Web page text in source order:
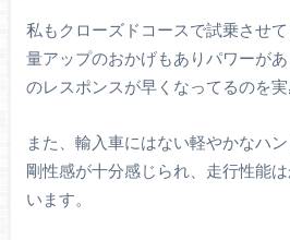
私もクローズドコースで試乗させ
量アップのおかげもありパワーが
のレスポンスが早くなってるのを実
また、輸入車にはない軽やかなハ
剛性感が十分感じられ、走行性能
います。